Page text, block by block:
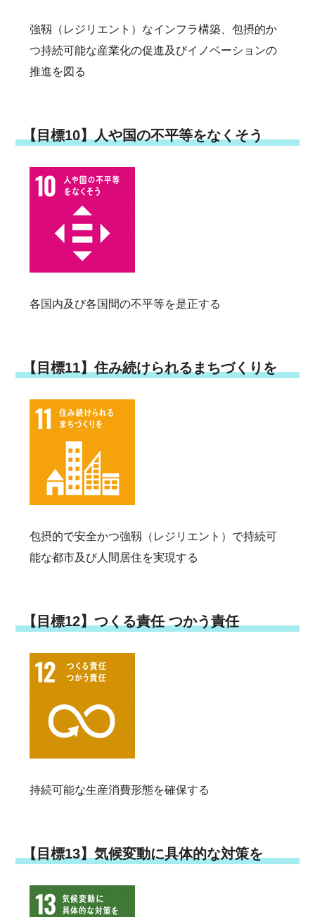
強靱（レジリエント）なインフラ構築、包摂的か
つ持続可能な産業化の促進及びイノベーションの
推進を図る
【目標10】人や国の不平等をなくそう
各国内及び各国間の不平等を是正する
【目標11】住み続けられるまちづくりを
包摂的で安全かつ強靱（レジリエント）で持続可
能な都市及び人間居住を実現する
【目標12】つくる責任 つかう責任
持続可能な生産消費形態を確保する
【目標13】気候変動に具体的な対策を